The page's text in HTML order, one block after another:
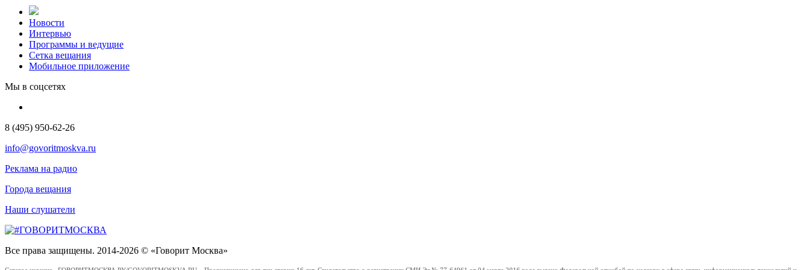
Новости
Интервью
Программы и ведущие
Сетка вещания
Мобильное приложение
Мы в соцсетях
8 (495) 950-62-26
info@govoritmoskva.ru
Реклама на радио
Города вещания
Наши слушатели
Все права защищены. 2014-2026 © «Говорит Москва»